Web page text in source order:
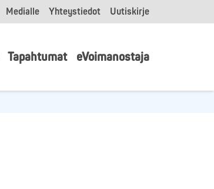
Medialle Yhteystiedot Uutiskirje
Tapahtumat eVoimanostaja